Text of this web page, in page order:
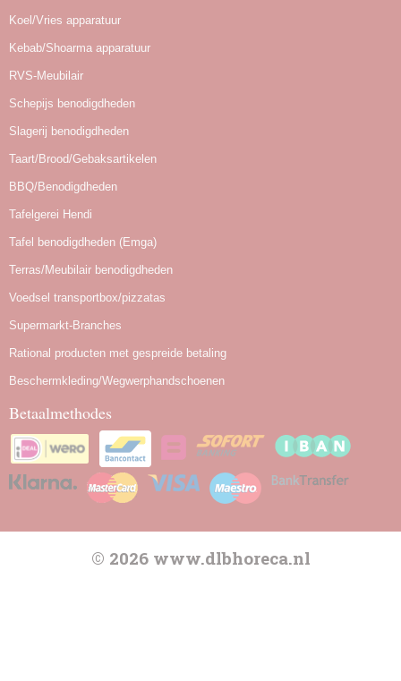
Koel/Vries apparatuur
Kebab/Shoarma apparatuur
RVS-Meubilair
Schepijs benodigdheden
Slagerij benodigdheden
Taart/Brood/Gebaksartikelen
BBQ/Benodigdheden
Tafelgerei Hendi
Tafel benodigdheden (Emga)
Terras/Meubilair benodigdheden
Voedsel transportbox/pizzatas
Supermarkt-Branches
Rational producten met gespreide betaling
Beschermkleding/Wegwerphandschoenen
Betaalmethodes
© 2026 www.dlbhoreca.nl